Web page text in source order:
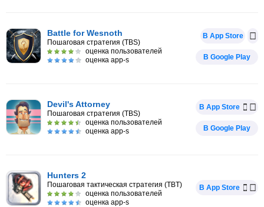
Battle for Wesnoth
Пошаговая стратегия (TBS)
оценка пользователей
оценка app-s
В App Store
В Google Play
Devil's Attorney
Пошаговая стратегия (TBS)
оценка пользователей
оценка app-s
В App Store
В Google Play
Hunters 2
Пошаговая тактическая стратегия (TBT)
оценка пользователей
оценка app-s
В App Store